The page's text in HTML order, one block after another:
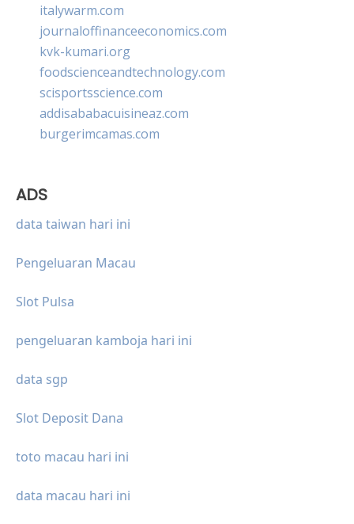
italywarm.com
journaloffinanceeconomics.com
kvk-kumari.org
foodscienceandtechnology.com
scisportsscience.com
addisababacuisineaz.com
burgerimcamas.com
ADS
data taiwan hari ini
Pengeluaran Macau
Slot Pulsa
pengeluaran kamboja hari ini
data sgp
Slot Deposit Dana
toto macau hari ini
data macau hari ini